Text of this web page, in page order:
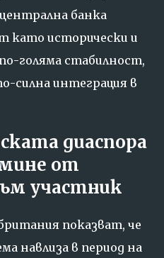
банка
като исторически и
голяма стабилност,
силна интеграция в
диаспора
от
участник
показват, че
навлиза в период на